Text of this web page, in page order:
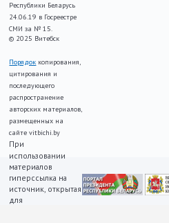
Республики Беларусь
24.06.19 в Госреестре
СМИ за № 15.
© 2025 Витебск
Порядок копирования,
цитирования и
последующего
распространение
авторских материалов,
размещенных на
сайте vitbichi.by
При
использовании
материалов
гиперссылка на
источник, открытая
для